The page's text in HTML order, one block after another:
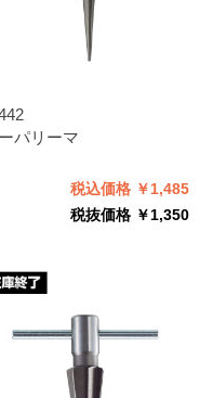
パリーマ
税込価格 ￥1,485
税抜価格 ￥1,350